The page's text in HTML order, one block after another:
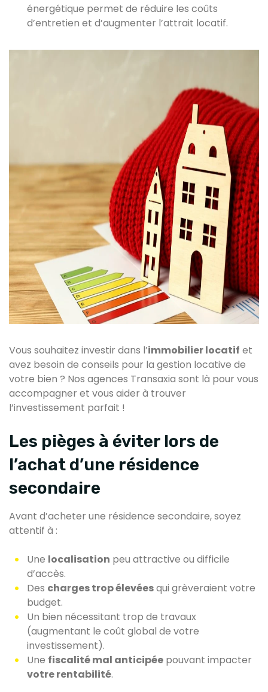
énergétique permet de réduire les coûts
d’entretien et d’augmenter l’attrait locatif.
Vous souhaitez investir dans l’immobilier locatif et
avez besoin de conseils pour la gestion locative de
votre bien ? Nos agences Transaxia sont là pour vous
accompagner et vous aider à trouver
l’investissement parfait !
Les pièges à éviter lors de
l’achat d’une résidence
secondaire
Avant d’acheter une résidence secondaire, soyez
attentif à :
Une localisation peu attractive ou difficile
d’accès.
Des charges trop élevéesqui grèveraient votre
budget.
Un bien nécessitant trop de travaux
(augmentant le coût global de votre
investissement).
Une fiscalité mal anticipée pouvant impacter
votre rentabilité.